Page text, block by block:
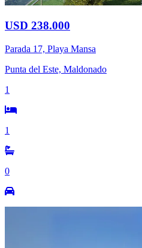
USD 238.000
Parada 17, Playa Mansa
Punta del Este, Maldonado
1
1
0